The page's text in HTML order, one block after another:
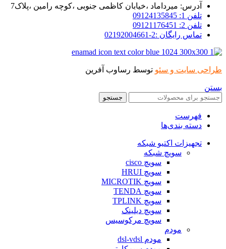
آدرس: میرداماد ،خیابان کاظمی جنوبی ،کوچه رامین ،پلاک7
تلفن 1: 09124135845
تلفن 2: 09121176451
تماس رایگان :2-02192004661
طراحی سایت و سئو توسط رساوب آفرین
بستن
جستجو
فهرست
دسته بندی‌ها
تجهیزات اکتیو شبکه
سویچ شبکه
سویچ cisco
سویچ HRUI
سویچ MICROTIK
سویچ TENDA
سویچ TPLINK
سویچ دیلینک
سویچ مرکوسیس
مودم
مودم dsl-vdsl